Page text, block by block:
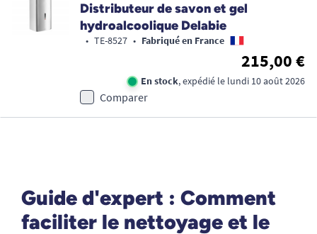
Distributeur de savon et gel
hydroalcoolique Delabie
• TE-8527 • Fabriqué en France
215,00 €
En stock, expédié le lundi 10 août 2026
Comparer
Guide d'expert : Comment
faciliter le nettoyage et le